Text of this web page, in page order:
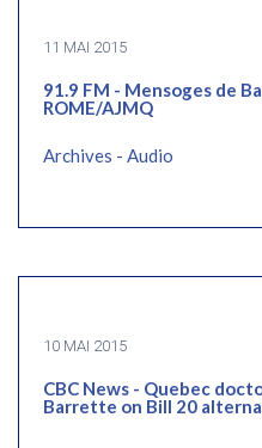
11 MAI 2015
91.9 FM - Mensoges de
ROME/AJMQ
Archives - Audio
10 MAI 2015
CBC News - Quebec
Barrette on Bill 20